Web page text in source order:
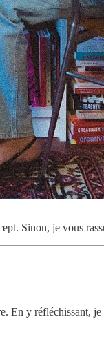
Sinon, je vous
En y réfléchissant,